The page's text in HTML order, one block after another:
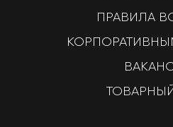
ПРАВИЛА